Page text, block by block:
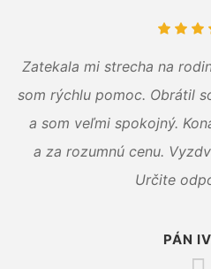
Zatekala mi strecha na
som rýchlu pomoc. Obrátil
a som veľmi spokojný.
a za rozumnú cenu.
Určite
PÁN